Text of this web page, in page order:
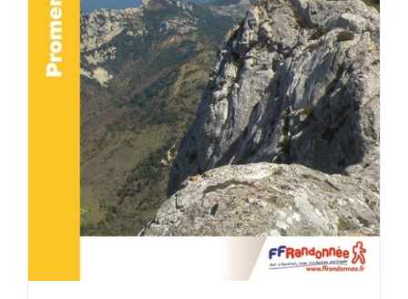
ACHETER LE PRODUIT / DÉTAILS